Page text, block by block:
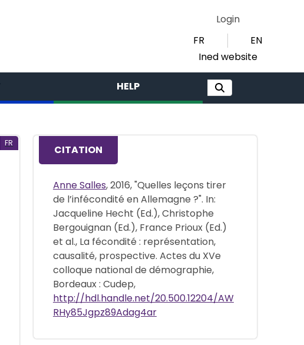
Login
FR
EN
Ined website
HELP
FR
CITATION
Anne Salles, 2016, "Quelles leçons tirer
de l’infécondité en Allemagne ?". In:
Jacqueline Hecht (Ed.), Christophe
Bergouignan (Ed.), France Prioux (Ed.)
et al., La fécondité : représentation,
causalité, prospective. Actes du XVe
colloque national de démographie,
Bordeaux : Cudep,
http://hdl.handle.net/20.500.12204/AW
RHy85Jgpz89Adag4ar